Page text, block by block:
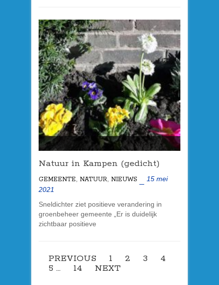
Natuur in Kampen (gedicht)
GEMEENTE NATUUR NIEUWS
15 mei
2021
Sneldichter ziet positieve verandering in
groenbeheer gemeente „Er is duidelijk
zichtbaar positieve
PREVIOUS 1 2 3
4
5 … 14 NEXT